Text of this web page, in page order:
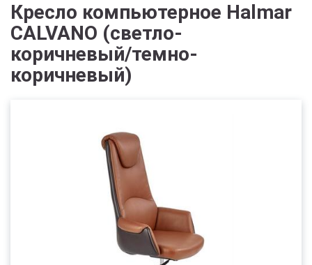
Кресло компьютерное Halmar
CALVANO (светло-
коричневый/темно-
коричневый)